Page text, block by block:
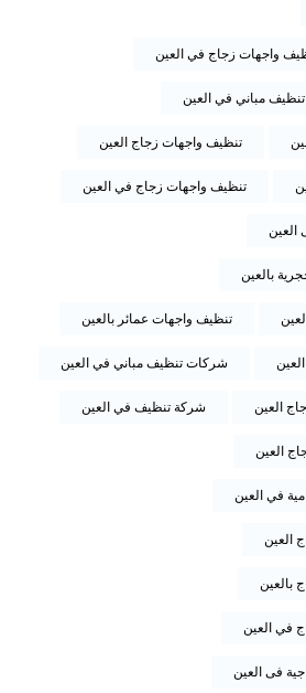
واجهات زجاج في العين
تنظيف مباني في العين
تنظيف واجهات زجاج العين
تنظيف واجهات زجاج في العين
العين
بالعين
تنظيف واجهات عمائر بالعين
شركات تنظيف مباني في العين
العين شركة تنظيف في العين
العين
في العين
العين
بالعين
في العين
فى العين